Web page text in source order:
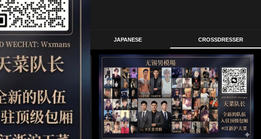
JAPANESE CROSSDRESSER